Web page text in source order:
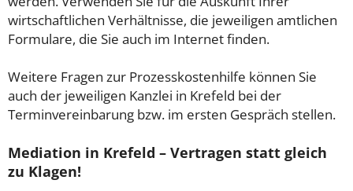
wirtschaftlichen Verhältnisse, die jeweiligen amtlichen
Formulare, die Sie auch im Internet finden.
Weitere Fragen zur Prozesskostenhilfe können Sie
auch der jeweiligen Kanzlei in Krefeld bei der
Terminvereinbarung bzw. im ersten Gespräch stellen.
Mediation in Krefeld – Vertragen statt gleich
zu Klagen!